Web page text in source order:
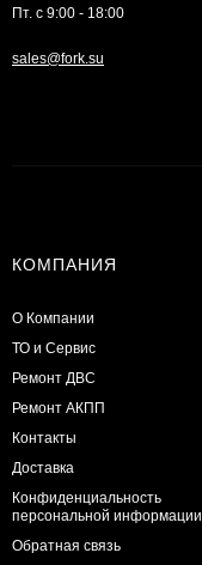
Пт. с 9:00 - 18:00
sales@fork.su
КОМПАНИЯ
О Компании
ТО и Сервис
​Ремонт ДВС
Ремонт АКПП
Контакты
Доставка
Конфиденциальность
персональной информации
Обратная связь